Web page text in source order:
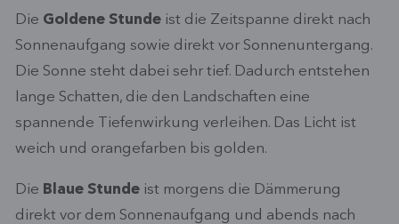
Die Goldene Stunde ist die Zeitspanne direkt nach
Sonnenaufgang sowie direkt vor Sonnenuntergang.
Die Sonne steht dabei sehr tief. Dadurch entstehen
lange Schatten, die den Landschaften eine
spannende Tiefenwirkung verleihen. Das Licht ist
weich und orangefarben bis golden.
Die Blaue Stunde ist morgens die Dämmerung
direkt vor dem Sonnenaufgang und abends nach